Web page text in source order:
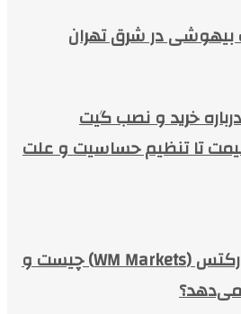
بیهوشی در شرق تهران
خرید و نصب گیت
تا تنظیم حساسیت و علت
بروکر دبلیو ام مارکتس (WM Markets) چیست و
می‌دهد؟